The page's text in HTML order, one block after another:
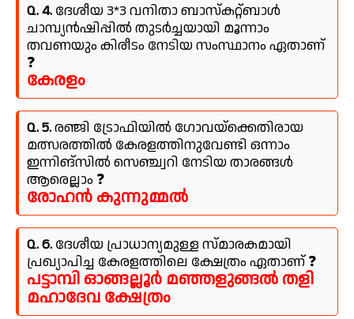
Q. 4. ദേശീയ 3*3 വനിതാ ബാസ്കറ്റ്ബാൾ
ചാമ്പ്യൻഷിപ്പിൽ തുടർച്ചയായി മൂന്നാം
തവണയും കിരീടം നേടിയ സംസ്ഥാനം ഏതാണ്
❓
കേരളം
Q. 5.രഞ്ജി ട്രോഫിയിൽ ഗോവയ്‌ക്കെതിരായ
മത്സരത്തിൽ കേരളത്തിനുവേണ്ടി ഒന്നാം
ഇന്നിങ്സിൽ സെഞ്ച്വറി നേടിയ താരങ്ങൾ
ആരെല്ലാം ❓
രോഹൻ കുന്നുമ്മൽ
Q. 6. ദേശീയ പ്രാധാന്യമുള്ള സ്മാരകമായി
പ്രഖ്യാപിച്ച കേരളത്തിലെ ക്ഷേത്രം ഏതാണ് ❓
പട്ടാമ്പി ഓങ്ങല്ലൂർ മഞ്ഞളുങ്ങൽ തളി
മഹാദേവ ക്ഷേത്രം